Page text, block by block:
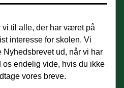
vi til alle, der har været på
interesse for skolen. Vi
Nyhedsbrevet ud, når vi har
os endelig vide, hvis du ikke
vores breve.